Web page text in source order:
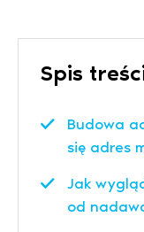
Spis
Budowa
się adres
Jak
od